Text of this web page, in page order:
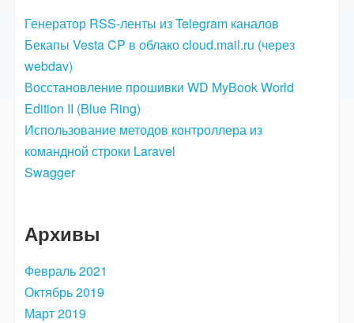
Генератор RSS-ленты из Telegram каналов
Бекапы Vesta CP в облако cloud.mail.ru (через
webdav)
Восстановление прошивки WD MyBook World
Edition II (Blue Ring)
Использование методов контроллера из
командной строки Laravel
Swagger
Архивы
Февраль 2021
Октябрь 2019
Март 2019